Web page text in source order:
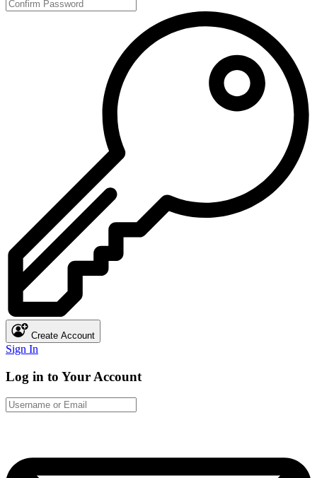
Create Account
Sign In
Log in to Your Account